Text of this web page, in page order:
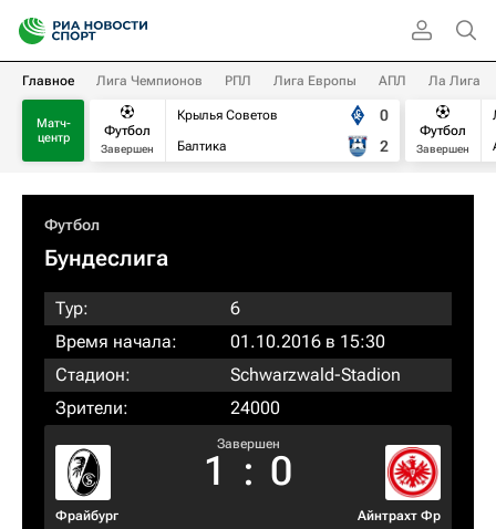
Главное Лига Чемпионов РПЛ Лига Европы АПЛ Ла Лига
Матч-
центр
Футбол
Завершен
Крылья Советов
Балтика
0
2
Футбол
Завершен
Футбол
Бундеслига
Тур:
6
Время начала:
01.10.2016 в 15:30
Стадион:
Schwarzwald-Stadion
Зрители:
24000
Фрайбург
Завершен
1 : 0
Айнтрахт Фр